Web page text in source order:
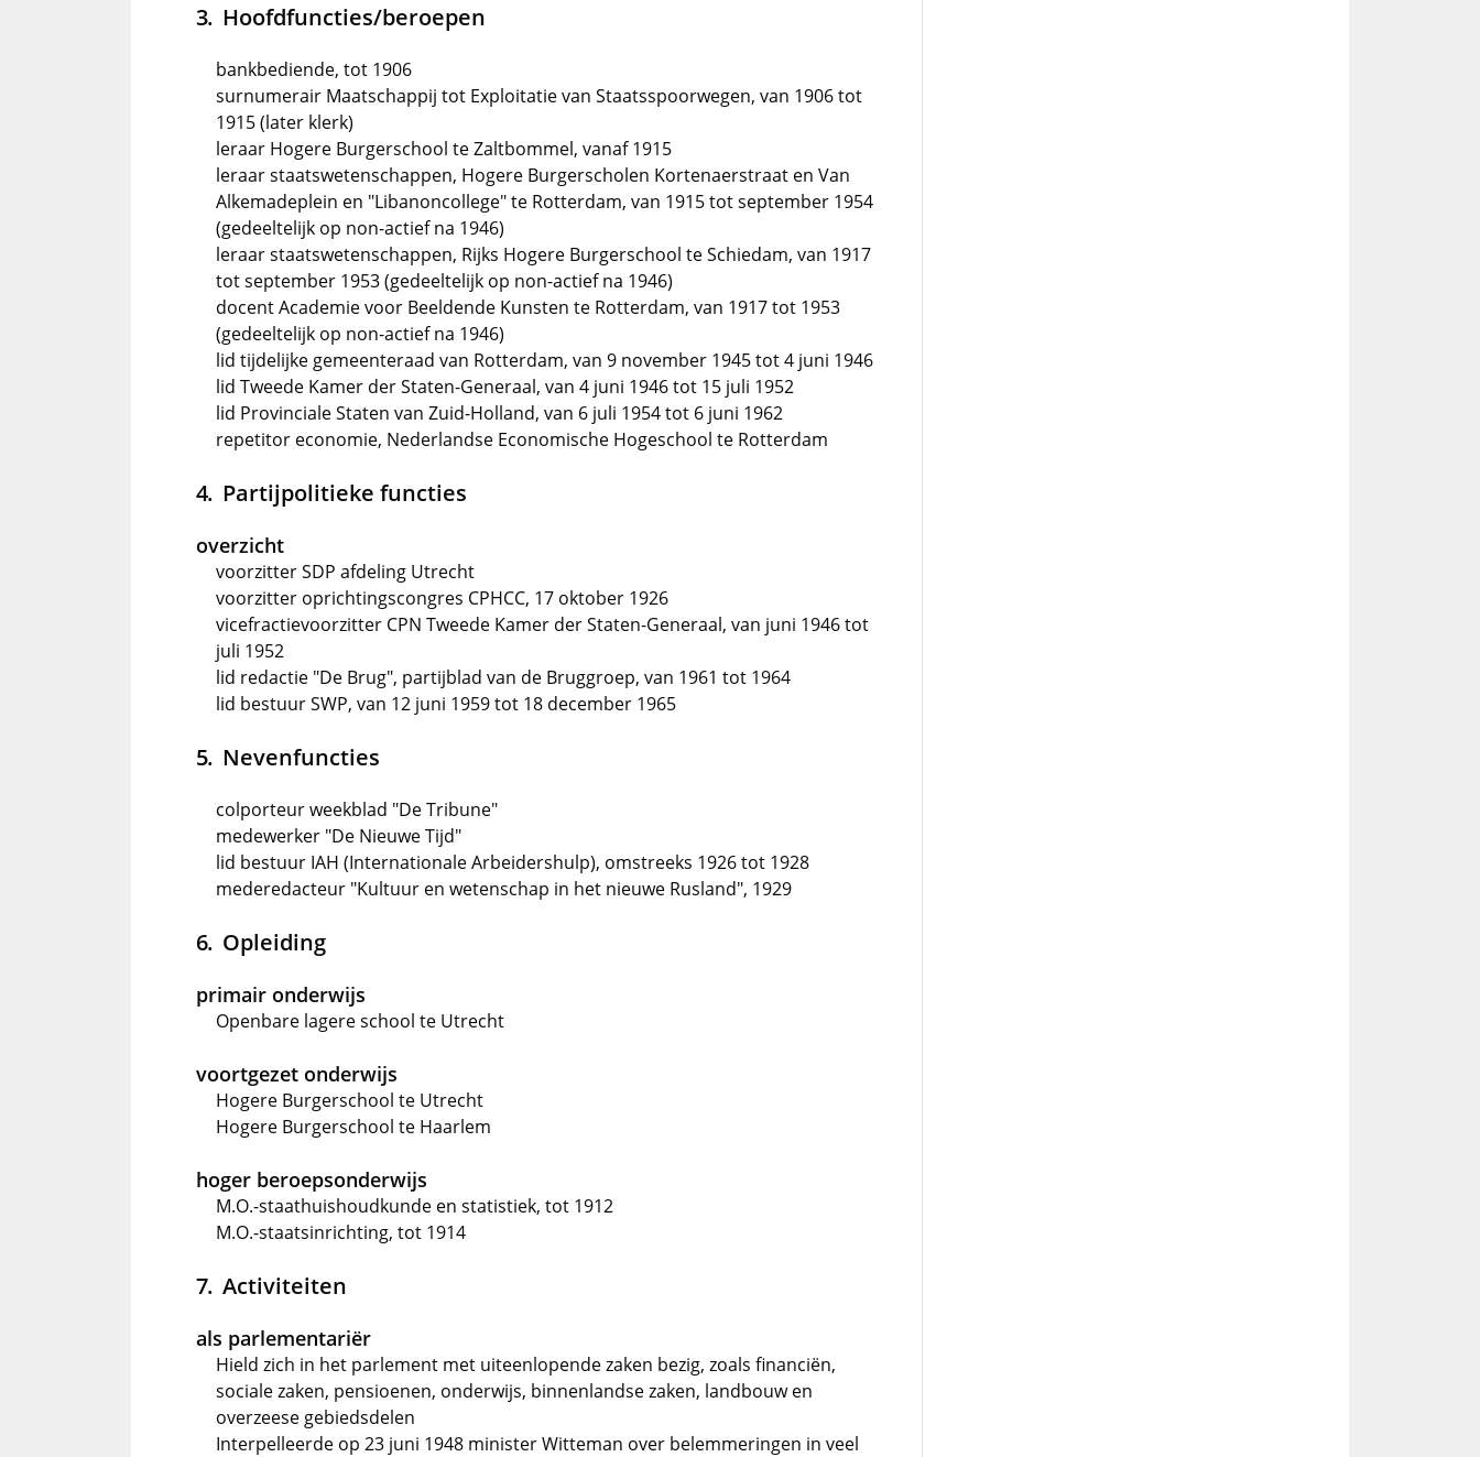
Hoofdfuncties/beroepen
bankbediende, tot 1906
surnumerair Maatschappij tot Exploitatie van Staatsspoorwegen, van 1906 tot
1915 (later klerk)
leraar Hogere Burgerschool te Zaltbommel, vanaf 1915
leraar staatswetenschappen, Hogere Burgerscholen Kortenaerstraat en Van
Alkemadeplein en "Libanoncollege" te Rotterdam, van 1915 tot september 1954
(gedeeltelijk op non-actief na 1946)
leraar staatswetenschappen, Rijks Hogere Burgerschool te Schiedam, van 1917
tot september 1953 (gedeeltelijk op non-actief na 1946)
docent Academie voor Beeldende Kunsten te Rotterdam, van 1917 tot 1953
(gedeeltelijk op non-actief na 1946)
lid tijdelijke gemeenteraad van Rotterdam, van 9 november 1945 tot 4 juni 1946
lid Tweede Kamer der Staten-Generaal, van 4 juni 1946 tot 15 juli 1952
lid Provinciale Staten van Zuid-Holland, van 6 juli 1954 tot 6 juni 1962
repetitor economie, Nederlandse Economische Hogeschool te Rotterdam
Partijpolitieke functies
overzicht
voorzitter SDP afdeling Utrecht
voorzitter oprichtingscongres CPHCC, 17 oktober 1926
vicefractievoorzitter CPN Tweede Kamer der Staten-Generaal, van juni 1946 tot
juli 1952
lid redactie "De Brug", partijblad van de Bruggroep, van 1961 tot 1964
lid bestuur SWP, van 12 juni 1959 tot 18 december 1965
Nevenfuncties
colporteur weekblad "De Tribune"
medewerker "De Nieuwe Tijd"
lid bestuur IAH (Internationale Arbeidershulp), omstreeks 1926 tot 1928
mederedacteur "Kultuur en wetenschap in het nieuwe Rusland", 1929
Opleiding
primair onderwijs
Openbare lagere school te Utrecht
voortgezet onderwijs
Hogere Burgerschool te Utrecht
Hogere Burgerschool te Haarlem
hoger beroepsonderwijs
M.O.-staathuishoudkunde en statistiek, tot 1912
M.O.-staatsinrichting, tot 1914
Activiteiten
als parlementariër
Hield zich in het parlement met uiteenlopende zaken bezig, zoals financiën,
sociale zaken, pensioenen, onderwijs, binnenlandse zaken, landbouw en
overzeese gebiedsdelen
Interpelleerde op 23 juni 1948 minister Witteman over belemmeringen in veel